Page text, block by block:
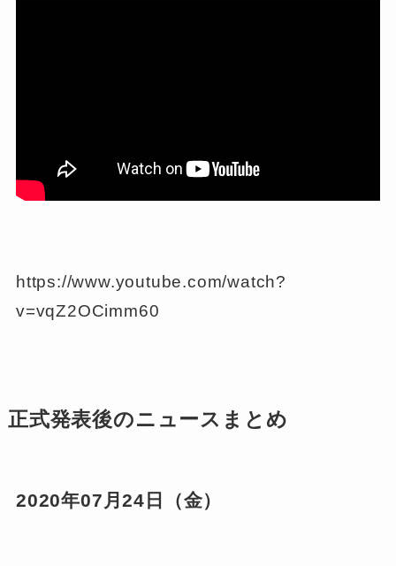
https://www.youtube.com/watch?
v=vqZ2OCimm60
正式発表後のニュースまとめ
2020年07月24日（金）